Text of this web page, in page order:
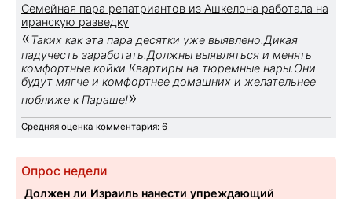
Семейная пара репатриантов из Ашкелона работала на
иранскую разведку
«Таких как эта пара десятки уже выявлено.Дикая
падучесть заработать.Должны выявляться и менять
комфортные койки Квартиры на тюремные нары.Они
будут мягче и комфортнее домашних и желательнее
поближе к Параше!»
Средняя оценка комментария: 6
Опрос недели
Должен ли Израиль нанести упреждающий